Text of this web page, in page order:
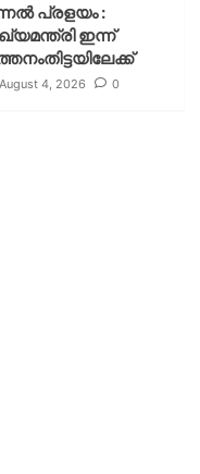
പ്രളയം :
ഇന്ന്
August 4, 2026 0